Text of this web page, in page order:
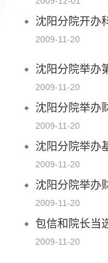
沈阳分院开办
2009-11-20
沈阳分院举办
2009-11-20
沈阳分院举办
2009-11-20
沈阳分院举办
2009-11-20
沈阳分院举办
2009-11-20
包信和院长当
2009-11-20